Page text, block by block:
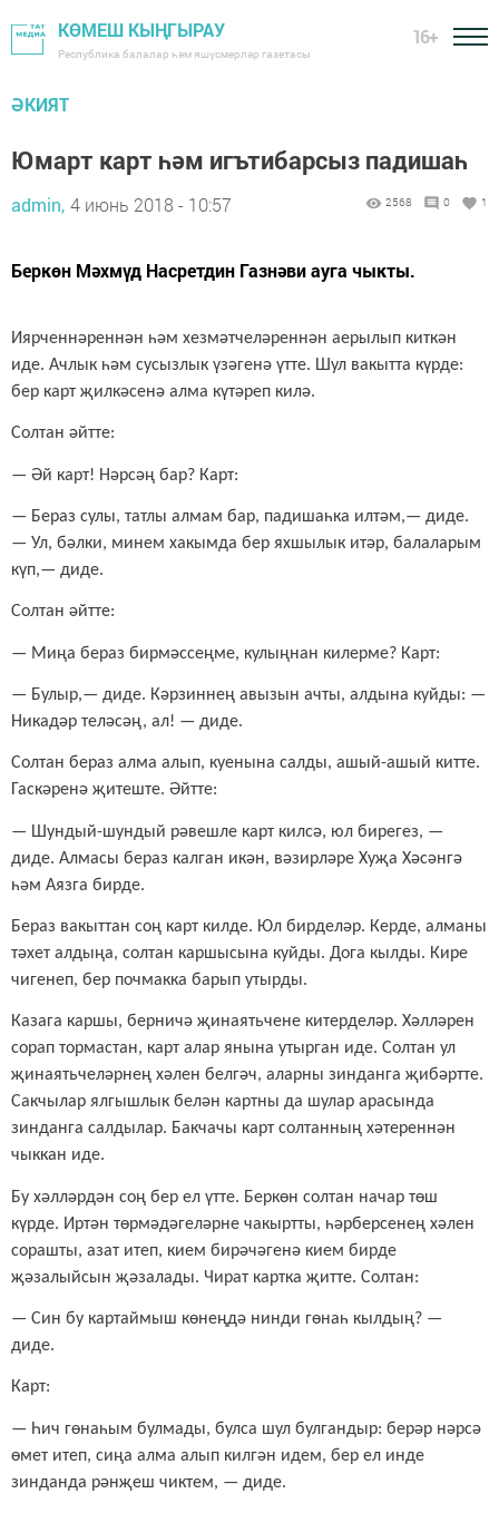
КӨМЕШ КЫҢГЫРАУ
Республика балалар һәм яшүсмерләр газетасы
16+
ӘКИЯТ
Юмарт карт һәм игътибарсыз падишаһ
admin, 4 июнь 2018 - 10:57 2568 0 1
Беркөн Мәхмүд Насретдин Газнәви ауга чыкты.
Иярченнәреннән һәм хезмәтчеләреннән аерылып киткән
иде. Ачлык һәм сусызлык үзәгенә үтте. Шул вакытта күрде:
бер карт җилкәсенә алма күтәреп килә.
Солтан әйтте:
— Әй карт! Нәрсәң бар? Карт:
— Бераз сулы, татлы алмам бар, падишаһка илтәм,— диде.
— Ул, бәлки, минем хакымда бер яхшылык итәр, балаларым
күп,— диде.
Солтан әйтте:
— Миңа бераз бирмәссеңме, кулыңнан килерме? Карт:
— Булыр,— диде. Кәрзиннең авызын ачты, алдына куйды: —
Никадәр теләсәң, ал! — диде.
Солтан бераз алма алып, куенына салды, ашый-ашый китте.
Гаскәренә җитеште. Әйтте:
— Шундый-шундый рәвешле карт килсә, юл бирегез, —
диде. Алмасы бераз калган икән, вәзирләре Хуҗа Хәсәнгә
һәм Аязга бирде.
Бераз вакыттан соң карт килде. Юл бирделәр. Керде, алманы
тәхет алдыңа, солтан каршысына куйды. Дога кылды. Кире
чигенеп, бер почмакка барып утырды.
Казага каршы, берничә җинаятьчене китерделәр. Хәлләрен
сорап тормастан, карт алар янына утырган иде. Солтан ул
җинаятьчеләрнең хәлен белгәч, аларны зинданга җибәртте.
Сакчылар ялгышлык белән картны да шулар арасында
зинданга салдылар. Бакчачы карт солтанның хәтереннән
чыккан иде.
Бу хәлләрдән соң бер ел үтте. Беркөн солтан начар төш
күрде. Иртән төрмәдәгеләрне чакыртты, һәрберсенең хәлен
сорашты, азат итеп, кием бирәчәгенә кием бирде
җәзалыйсын җәзалады. Чират картка җитте. Солтан:
— Син бу картаймыш көнеңдә нинди гөнаһ кылдың? —
диде.
Карт:
— Һич гөнаһым булмады, булса шул булгандыр: берәр нәрсә
өмет итеп, сиңа алма алып килгән идем, бер ел инде
зинданда рәнҗеш чиктем, — диде.